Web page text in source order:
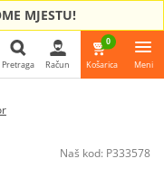
MJESTU!
Pretraga Račun
0
Košarica Meni
Naš kod: P333578